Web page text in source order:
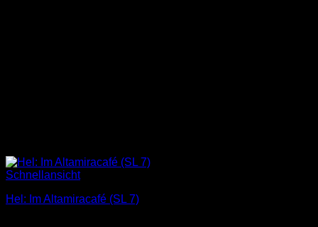
Schnellansicht
Hel: Im Altamiracafé (SL 7)